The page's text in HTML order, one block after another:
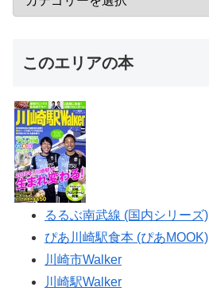
このエリアの本
るるぶ南武線 (国内シリーズ)
ぴあ川崎駅食本 (ぴあMOOK)
川崎市Walker
川崎駅Walker